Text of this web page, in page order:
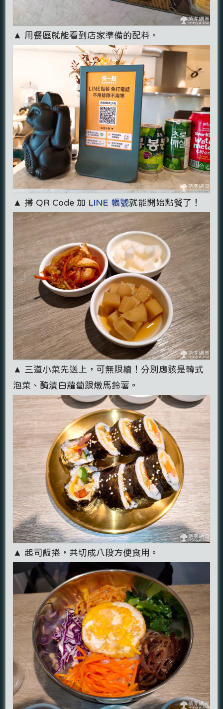
▲ 用餐區就能看到店家準備的配料。
▲ 掃 QR Code 加 LINE 帳號就能開始點餐了！
▲ 三道小菜先送上，可無限續！分別應該是韓式
泡菜、醃漬白蘿蔔跟燉馬鈴薯。
▲ 起司飯捲，共切成八段方便食用。